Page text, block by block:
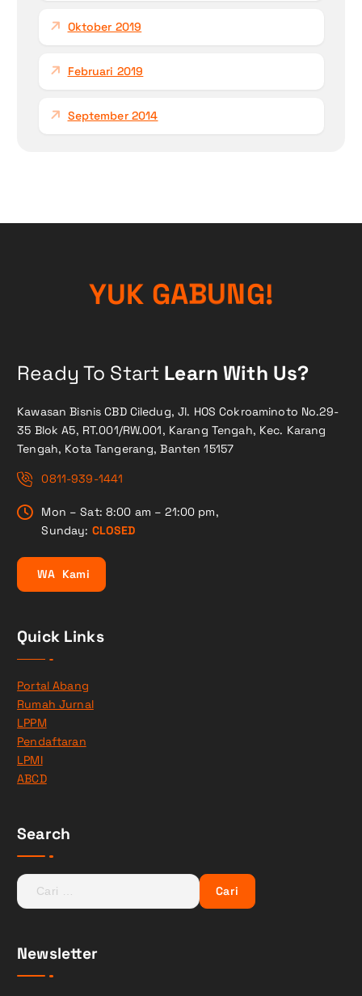
Oktober 2019
Februari 2019
September 2014
YUK GABUNG!
Ready To Start Learn With Us?
Kawasan Bisnis CBD Ciledug, Jl. HOS Cokroaminoto No.29-
35 Blok A5, RT.001/RW.001, Karang Tengah, Kec. Karang
Tengah, Kota Tangerang, Banten 15157
0811-939-1441
Mon – Sat: 8:00 am – 21:00 pm,
Sunday: CLOSED
WA Kami
Quick Links
Portal Abang
Rumah Jurnal
LPPM
Pendaftaran
LPMI
ABCD
Search
C
a
u
n
Newsletter